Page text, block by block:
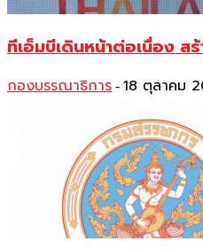
ทีเอ็มบีเดินหน้าต่อเนื่อง
กองบรรณาธิการ - 18 ตุลาคม